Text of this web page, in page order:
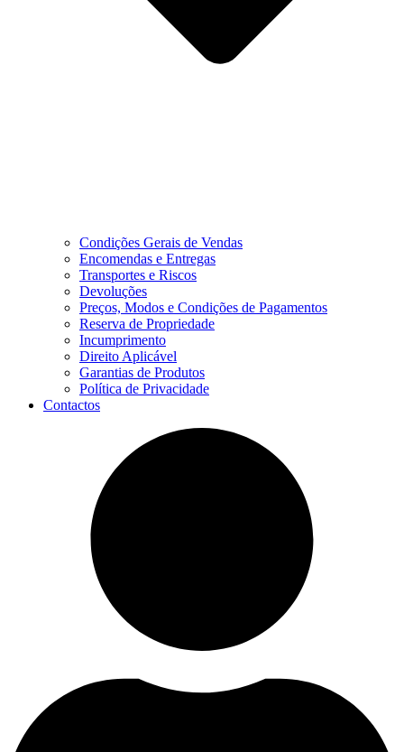
Condições Gerais de Vendas
Encomendas e Entregas
Transportes e Riscos
Devoluções
Preços, Modos e Condições de Pagamentos
Reserva de Propriedade
Incumprimento
Direito Aplicável
Garantias de Produtos
Política de Privacidade
Contactos